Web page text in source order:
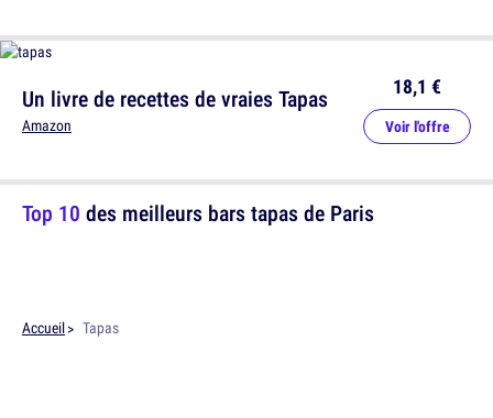
Un livre de recettes de vraies Tapas
Amazon
18,1 €
Voir l'offre
Top 10 des meilleurs bars tapas de Paris
Accueil Tapas